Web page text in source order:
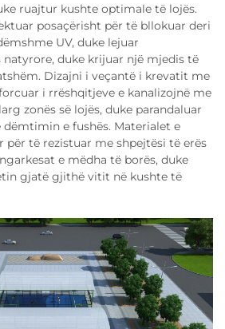
ruajtur kushte optimale të lojës.
posaçërisht për të bllokuar deri
UV, duke lejuar
duke krijuar një mjedis të
Dizajni i veçantë i krevatit me
i rrëshqitjeve e kanalizojnë me
zonës së lojës, duke parandaluar
e fushës. Materialet e
për të rezistuar me shpejtësi të erës
e mëdha të borës, duke
gjatë gjithë vitit në kushte të